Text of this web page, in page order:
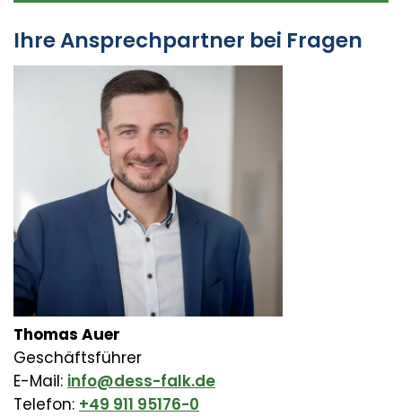
Ihre Ansprechpartner bei Fragen
Thomas Auer
Geschäftsführer
E-Mail: info@dess-falk.de
Telefon: +49 911 95176-0